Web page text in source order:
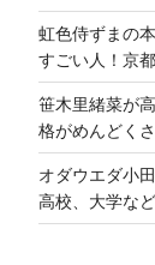
虹色侍ずまの
すごい人！京
笹木里緒菜が
格がめんどく
オダウエダ小
高校、大学な